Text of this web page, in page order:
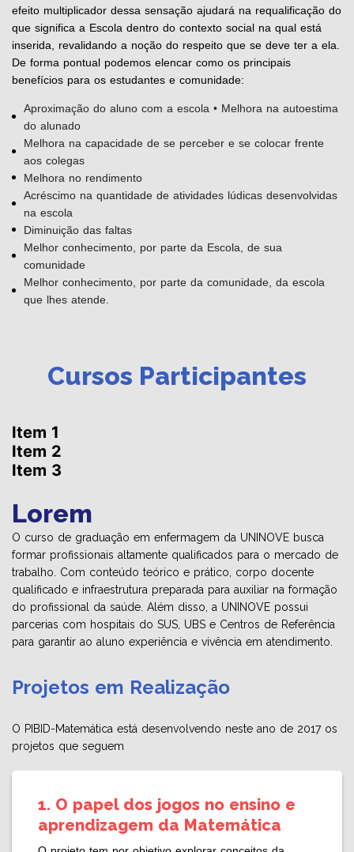
efeito multiplicador dessa sensação ajudará na requalificação do
que significa a Escola dentro do contexto social na qual está
inserida, revalidando a noção do respeito que se deve ter a ela.
De forma pontual podemos elencar como os principais
benefícios para os estudantes e comunidade:
Aproximação do aluno com a escola • Melhora na autoestima
do alunado
Melhora na capacidade de se perceber e se colocar frente
aos colegas
Melhora no rendimento
Acréscimo na quantidade de atividades lúdicas desenvolvidas
na escola
Diminuição das faltas
Melhor conhecimento, por parte da Escola, de sua
comunidade
Melhor conhecimento, por parte da comunidade, da escola
que lhes atende.
Cursos Participantes
Item 1
Item 2
Item 3
Lorem
O curso de graduação em enfermagem da UNINOVE busca
formar profissionais altamente qualificados para o mercado de
trabalho. Com conteúdo teórico e prático, corpo docente
qualificado e infraestrutura preparada para auxiliar na formação
do profissional da saúde. Além disso, a UNINOVE possui
parcerias com hospitais do SUS, UBS e Centros de Referência
para garantir ao aluno experiência e vivência em atendimento.
Projetos em Realização
O PIBID-Matemática está desenvolvendo neste ano de 2017 os
projetos que seguem
1. O papel dos jogos no ensino e
aprendizagem da Matemática